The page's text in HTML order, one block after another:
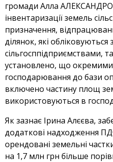
громади Алла
інвентаризації земель
призначення,
ділянок, які обліковуються
сільгосппідприємствами,
установлено, що окремими
господарювання до бази
включено частину площ
використовуються в
Як зазнає Ірина Алєєва,
додаткові надходження
орендовані земельні
на 1,7 млн грн більше